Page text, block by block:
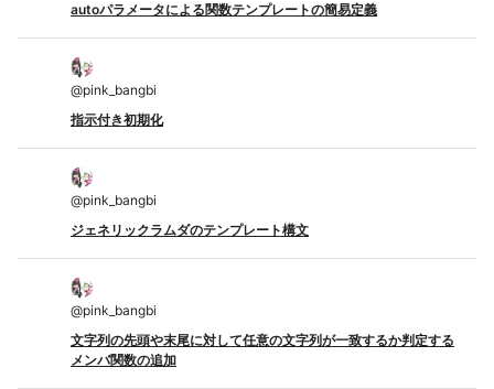
autoパラメータによる関数テンプレートの簡易定義
@pink_bangbi
指示付き初期化
@pink_bangbi
ジェネリックラムダのテンプレート構文
@pink_bangbi
文字列の先頭や末尾に対して任意の文字列が一致するか判定する
メンバ関数の追加